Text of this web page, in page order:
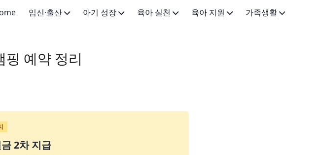
임신·출산
출산·산후
아기 성장
영아 (4-12개월)
육아 실천 육아 지원 가족생활
핑 예약 정리
2차 지급